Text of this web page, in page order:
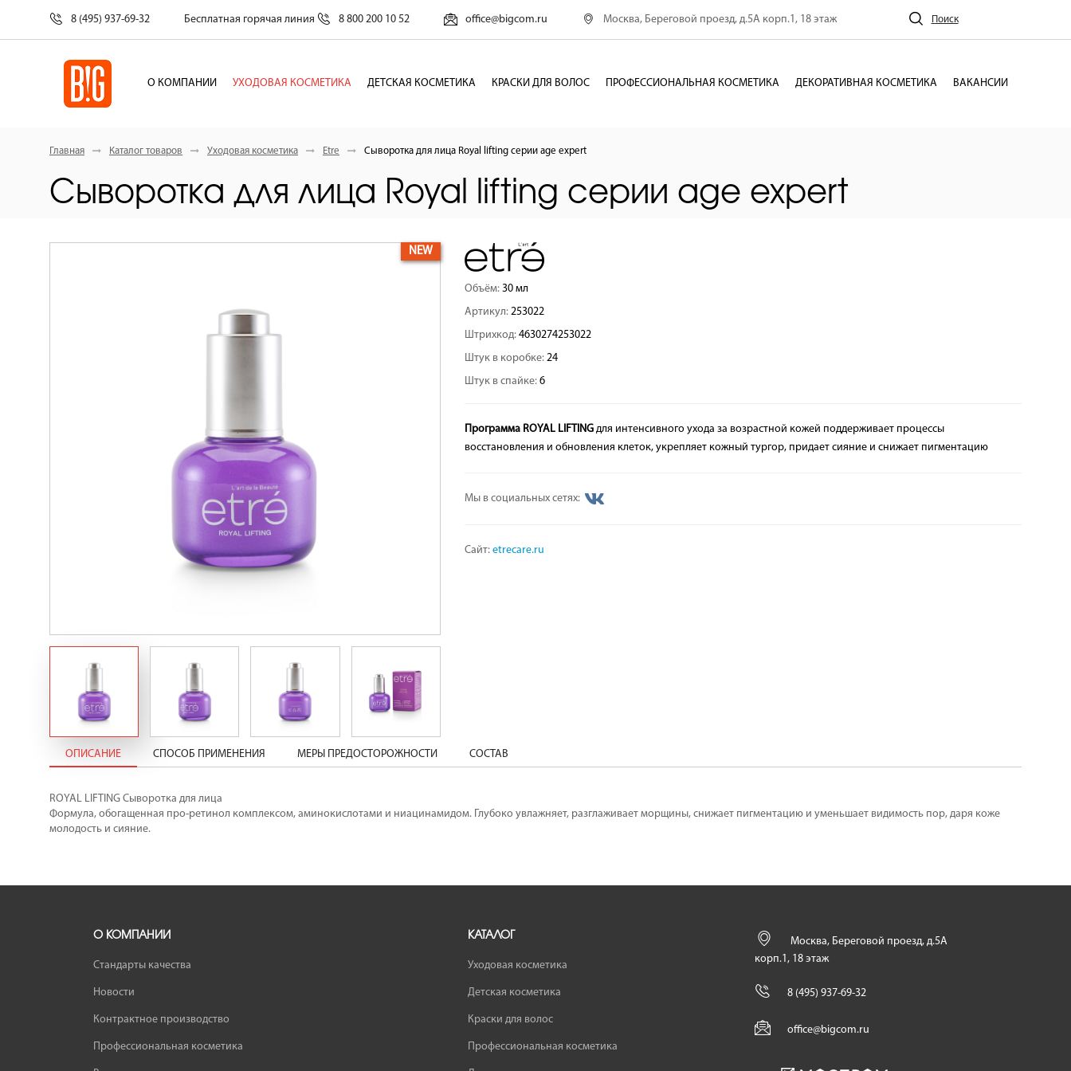
8 (495) 937-69-32 Бесплатная горячая линия 8 800 200 10 52 office@bigcom.ru Москва, Береговой проезд, д.5А корп.1, 18 этаж Поиск
О КОМПАНИИ УХОДОВАЯ КОСМЕТИКА ДЕТСКАЯ КОСМЕТИКА КРАСКИ ДЛЯ ВОЛОС ПРОФЕССИОНАЛЬНАЯ КОСМЕТИКА ДЕКОРАТИВНАЯ КОСМЕТИКА ВАКАНСИИ
Главная Каталог товаров Уходовая косметика Etre Сыворотка для лица Royal lifting серии age expert
Сыворотка для лица Royal lifting серии age expert
NEW
Объём: 30 мл
Артикул: 253022
Штрихкод: 4630274253022
Штук в коробке: 24
Штук в спайке: 6
Программа ROYAL LIFTINGдля интенсивного ухода за возрастной кожей поддерживает процессы
восстановления и обновления клеток, укрепляет кожный тургор, придает сияние и снижает пигментацию
Мы в социальных сетях:
Сайт: etrecare.ru
ОПИСАНИЕ СПОСОБ ПРИМЕНЕНИЯ МЕРЫ ПРЕДОСТОРОЖНОСТИ СОСТАВ
ROYAL LIFTING Сыворотка для лица
Формула, обогащенная про-ретинол комплексом, аминокислотами и ниацинамидом. Глубоко увлажняет, разглаживает морщины, снижает пигментацию и уменьшает видимость пор, даря коже
молодость и сияние.
О КОМПАНИИ
Стандарты качества
Новости
Контрактное производство
Профессиональная косметика
КАТАЛОГ
Уходовая косметика
Детская косметика
Краски для волос
Профессиональная косметика
Москва, Береговой проезд, д.5А
корп.1, 18 этаж
8 (495) 937-69-32
office@bigcom.ru